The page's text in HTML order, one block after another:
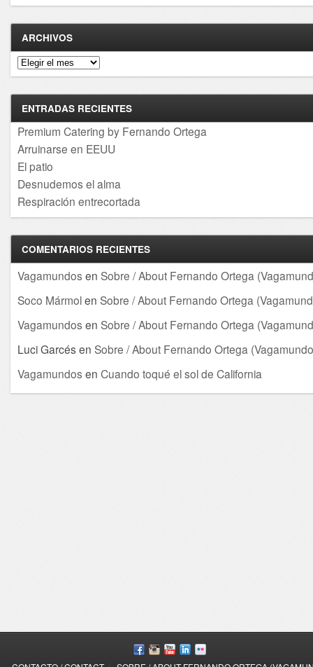
ARCHIVOS
Archivos
ENTRADAS RECIENTES
Premium Catering by Fernando Ortega
Arruinarse en EEUU
El patio
Desnudemos el alma
Respiración entrecortada
COMENTARIOS RECIENTES
Vagamundos en Sobre / About Fernando Ortega
Soco Mármolen Sobre / About Fernando Ortega
Vagamundos en Sobre / About Fernando Ortega
Luci Garcés en Sobre / About Fernando Ortega
Vagamundos en Cuando toqué el sol de California